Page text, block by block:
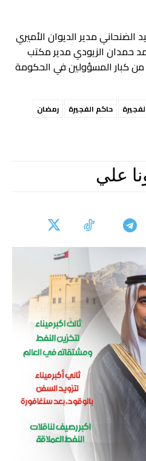
مدير الديوان الأميري
حمدان الزيودي مدير مكتب
كبار المسؤولين في الحكومة
حاكم الفجيرة
رمضان
علي